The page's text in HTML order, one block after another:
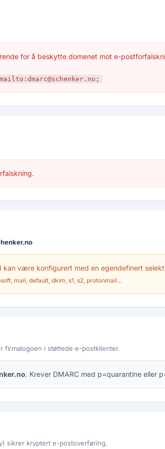
for å beskytte domenet mot e-
kan være konfigurert med en egendefinert
mail, default, dkim, s1, s2, protonmail...
firmalogoen i støttede e-postklienter.
. Krever DMARC med p=quarantine eller
sikrer kryptert e-postoverføring.